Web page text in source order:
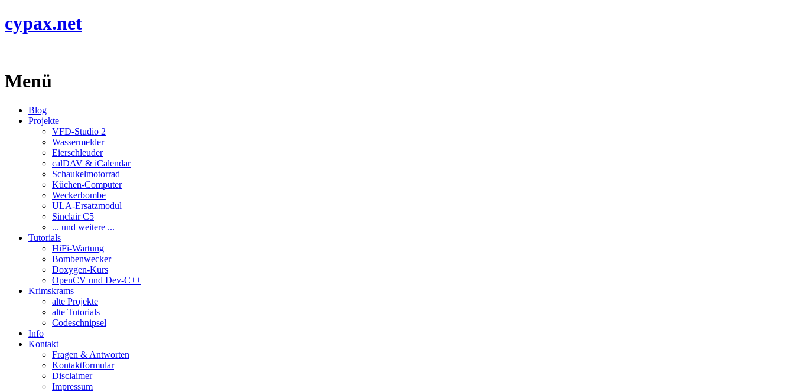
cypax.net
Menü
Blog
Projekte
VFD-Studio 2
Wassermelder
Eierschleuder
calDAV & iCalendar
Schaukelmotorrad
Küchen-Computer
Weckerbombe
ULA-Ersatzmodul
Sinclair C5
... und weitere ...
Tutorials
HiFi-Wartung
Bombenwecker
Doxygen-Kurs
OpenCV und Dev-C++
Krimskrams
alte Projekte
alte Tutorials
Codeschnipsel
Info
Kontakt
Fragen & Antworten
Kontaktformular
Disclaimer
Impressum